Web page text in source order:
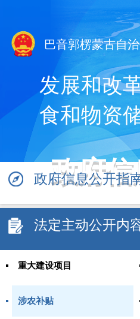
巴音郭楞蒙古自
发展和改
食和物资
政府
政府信息公开指
法定主动公开内
重大建设项目
涉农补贴